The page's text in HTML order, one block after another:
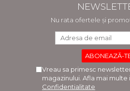
Nu rata ofertele și
Vreau sa primesc
magazinului. Afla mai multe
Confidentialitate